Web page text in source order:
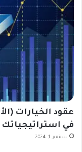
عقود الخيارات
في استراتيجياتك
سبتمبر 1, 2024